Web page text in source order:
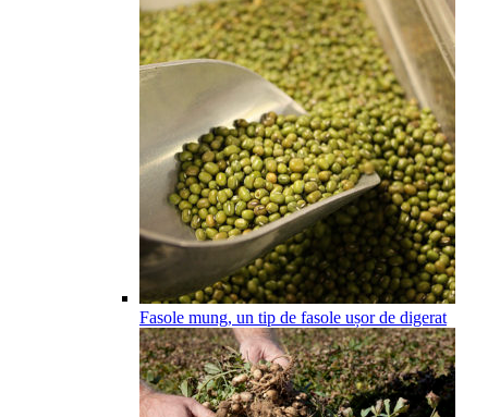
Fasole mung, un tip de fasole ușor de digerat